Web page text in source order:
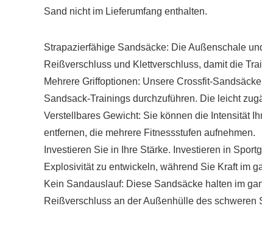
Sand nicht im Lieferumfang enthalten.
Strapazierfähige Sandsäcke: Die Außenschale
Reißverschluss und Klettverschluss, damit die
Mehrere Griffoptionen: Unsere Crossfit-
Sandsack-Trainings durchzuführen. Die leicht
Verstellbares Gewicht: Sie können die Intensität
entfernen, die mehrere Fitnessstufen aufnehmen.
Investieren Sie in Ihre Stärke. Investieren in
Explosivität zu entwickeln, während Sie Kraft im
Kein Sandauslauf: Diese Sandsäcke halten im
Reißverschluss an der Außenhülle des